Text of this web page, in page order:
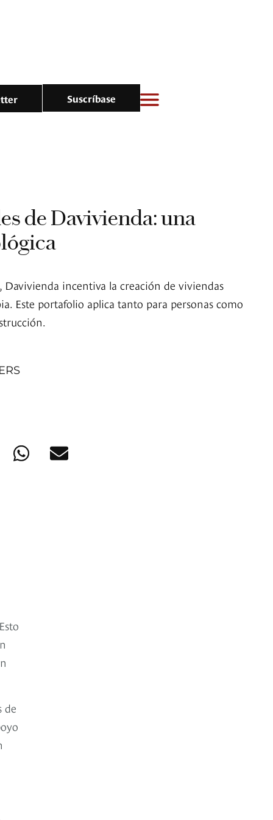
Suscríbase
de Davivienda: una
Davivienda incentiva la creación de viviendas
Este portafolio aplica tanto para personas como
de